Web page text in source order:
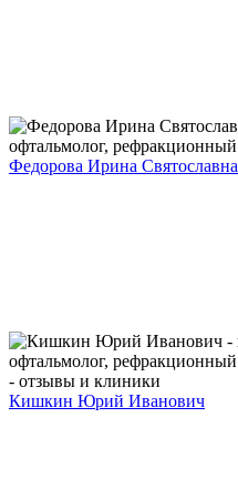
Федорова Ирина Святославна
Кишкин Юрий Иванович